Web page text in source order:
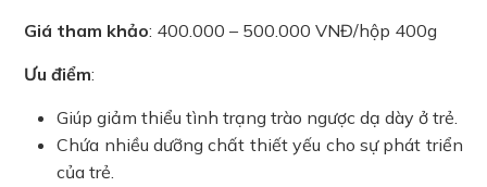
Giá tham khảo: 400.000 – 500.000 VNĐ/hộp 400g
Ưu điểm:
Giúp giảm thiểu tình trạng trào ngược dạ dày ở trẻ.
Chứa nhiều dưỡng chất thiết yếu cho sự phát triển
của trẻ.